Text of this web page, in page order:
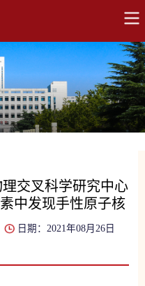
交叉科学研究中心
中发现手性原子核
日期：2021年08月26日